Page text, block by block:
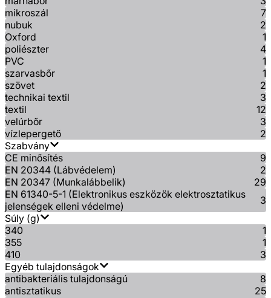
mikroszál
7
nubuk
2
Oxford
1
poliészter
4
PVC
1
szarvasbőr
1
szövet
2
technikai textil
3
textil
12
velúrbőr
3
vízlepergető
2
Szabvány
CE minősítés
9
EN 20344 (Lábvédelem)
2
EN 20347 (Munkalábbelik)
29
EN 61340-5-1 (Elektronikus eszközök elektrosztatikus
jelenségek elleni védelme)
3
Súly (g)
340
1
355
1
410
3
Egyéb tulajdonságok
antibakteriális tulajdonságú
8
antisztatikus
25